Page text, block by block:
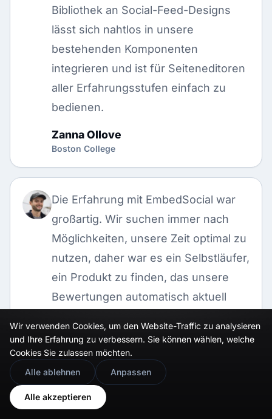
Bibliothek an Social-Feed-Designs
lässt sich nahtlos in unsere
bestehenden Komponenten
integrieren und ist für Seiteneditoren
aller Erfahrungsstufen einfach zu
bedienen.
Zanna Ollove
Boston College
Die Erfahrung mit EmbedSocial war
großartig. Wir suchen immer nach
Möglichkeiten, unsere Zeit optimal zu
nutzen, daher war es ein Selbstläufer,
ein Produkt zu finden, das unsere
Bewertungen automatisch aktuell
Brooks Hitzfield
Seven Sons
Wir verwenden Cookies, um den Website-Traffic zu analysieren
und Ihre Erfahrung zu verbessern. Sie können wählen, welche
Cookies Sie zulassen möchten.
Alle ablehnen
Anpassen
Alle akzeptieren
🇬🇧 Would you prefer this site in English?
View in English